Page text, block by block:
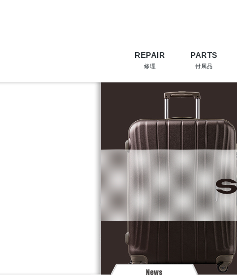
REPAIR
修理
PARTS
付属品